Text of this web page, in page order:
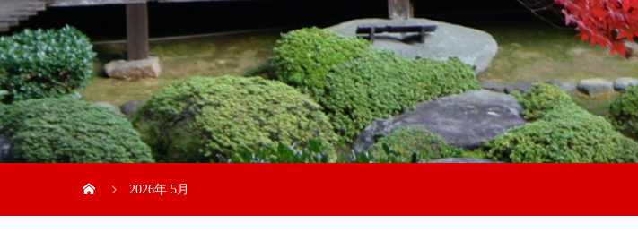
2026年 5月